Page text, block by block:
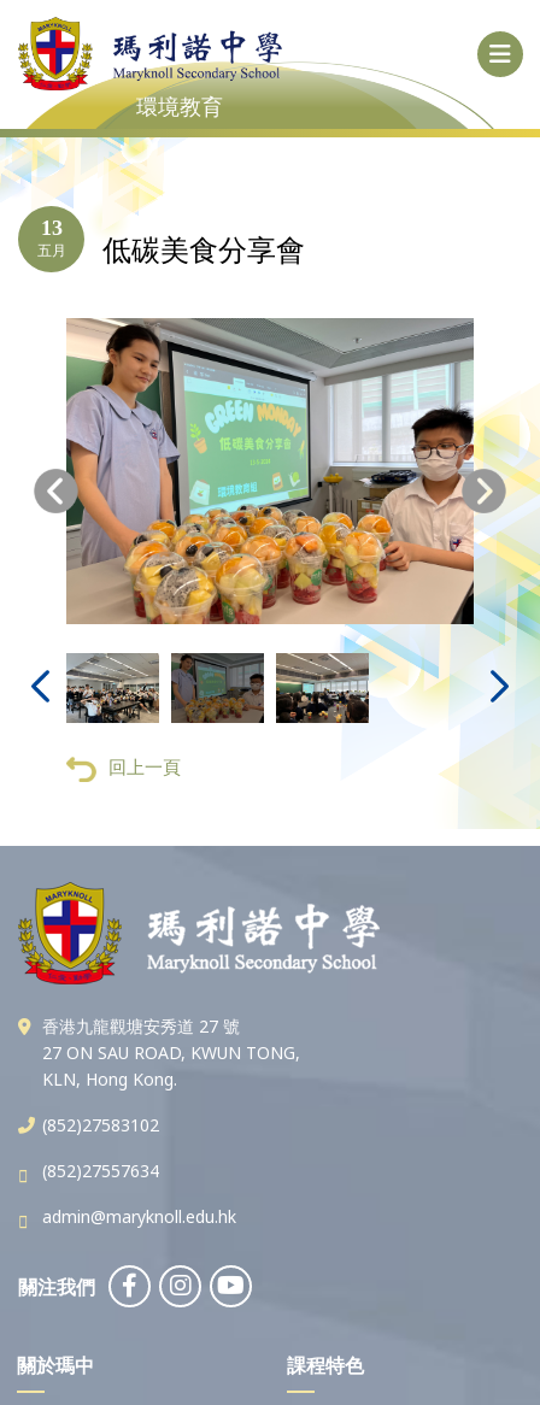
環境教育
13
五月 低碳美食分享會
回上一頁
香港九龍觀塘安秀道 27 號
27 ON SAU ROAD, KWUN TONG,
KLN, Hong Kong.
(852)27583102
(852)27557634
admin@maryknoll.edu.hk
關注我們
關於瑪中 課程特色